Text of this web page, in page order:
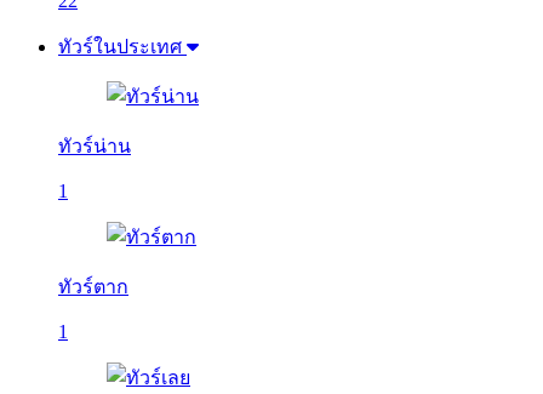
ทัวร์ในประเทศ
ทัวร์น่าน
1
ทัวร์ตาก
1